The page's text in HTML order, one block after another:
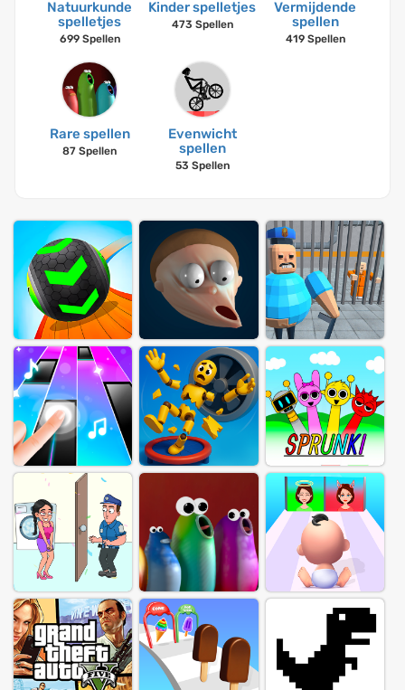
Natuurkunde
spelletjes
699 Spellen
Kinder spelletjes
473 Spellen
Vermijdende
spellen
419 Spellen
Rare spellen
87 Spellen
Evenwicht
spellen
53 Spellen